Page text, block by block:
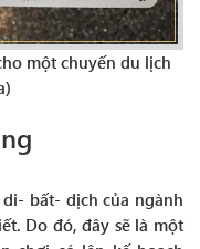
một chuyến du lịch
bất- dịch của ngành
Do đó, đây sẽ là một